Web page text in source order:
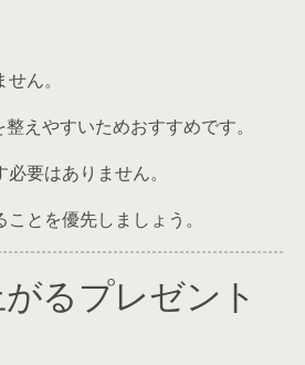
ん。
えやすいためおすすめです。
要はありません。
とを優先しましょう。
るプレゼント